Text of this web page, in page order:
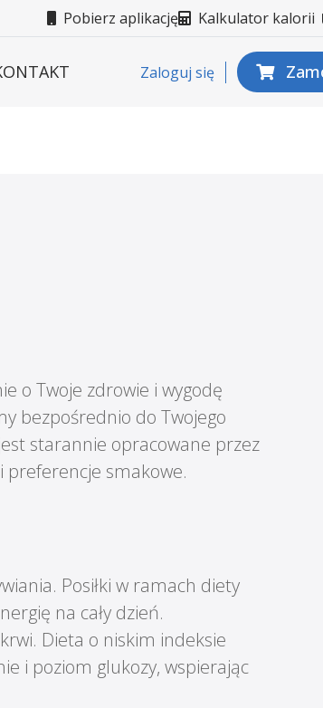
Pobierz aplikację Kalkulator kalorii
Zaloguj się
o Twoje zdrowie i wygodę
bezpośrednio do Twojego
starannie opracowane przez
preferencje smakowe.
Posiłki w ramach diety
na cały dzień.
Dieta o niskim indeksie
i poziom glukozy, wspierając